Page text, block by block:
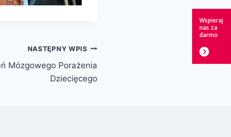
NASTĘPNY WPIS
Mózgowego Porażenia
Dziecięcego
Wspieraj
nas za
darmo